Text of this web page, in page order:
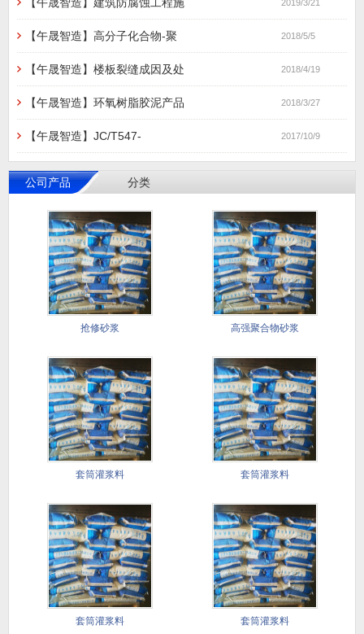
【午晟智造】建筑防腐蚀工程施 2019/3/21
【午晟智造】高分子化合物-聚 2018/5/5
【午晟智造】楼板裂缝成因及处 2018/4/19
【午晟智造】环氧树脂胶泥产品 2018/3/27
【午晟智造】JC/T547- 2017/10/9
公司产品 分类
抢修砂浆 高强聚合物砂浆
套筒灌浆料 套筒灌浆料
套筒灌浆料 套筒灌浆料